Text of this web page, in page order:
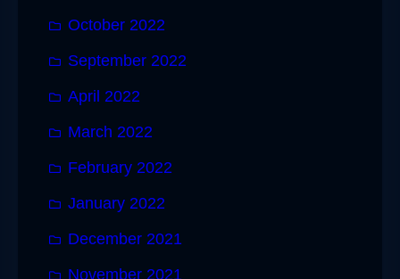
October 2022
September 2022
April 2022
March 2022
February 2022
January 2022
December 2021
November 2021